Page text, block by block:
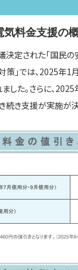
気料金支援の
定された「国民の
」では、2025年1
した。さらに、2025
続き支援が実施が